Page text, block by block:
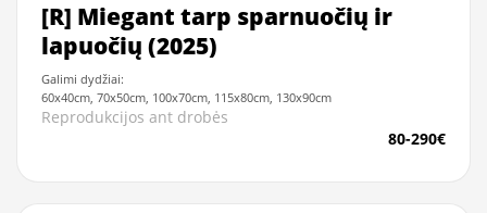
[R] Miegant tarp sparnuočių ir
lapuočių (2025)
Galimi dydžiai:
60x40cm, 70x50cm, 100x70cm, 115x80cm, 130x90cm
Reprodukcijos ant drobės
80-290€